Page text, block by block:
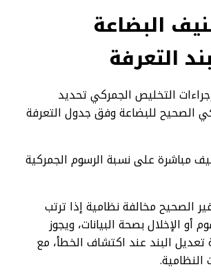
البضاعة
التعرفة
التخليص الجمركي تحديد
الصحيح للبضاعة وفق جدول التعرفة
مباشرة على نسبة الرسوم الجمركية
الصحيح مخالفة نظامية إذا ترتب
أو الإخلال بصحة البيانات، ويجوز
تعديل البند عند اكتشاف الخطأ، مع